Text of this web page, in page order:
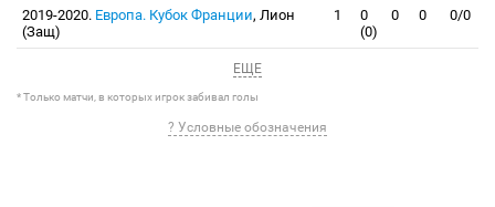
2019-2020. Европа. Кубок Франции, Лион
(Защ)
1
0
(0)
0 0 0/0
ЕЩЕ
* Только матчи, в которых игрок забивал голы
? Условные обозначения